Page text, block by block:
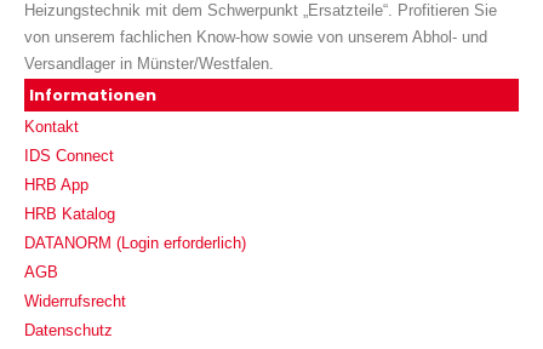
Heizungstechnik mit dem Schwerpunkt „Ersatzteile“. Profitieren Sie
von unserem fachlichen Know-how sowie von unserem Abhol- und
Versandlager in Münster/Westfalen.
Informationen
Kontakt
IDS Connect
HRB App
HRB Katalog
DATANORM (Login erforderlich)
AGB
Widerrufsrecht
Datenschutz